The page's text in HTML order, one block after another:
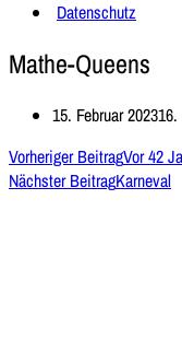
Datenschutz
Mathe-Queens
15. Februar 202316.
Vorheriger BeitragVor 42
Nächster BeitragKarneval